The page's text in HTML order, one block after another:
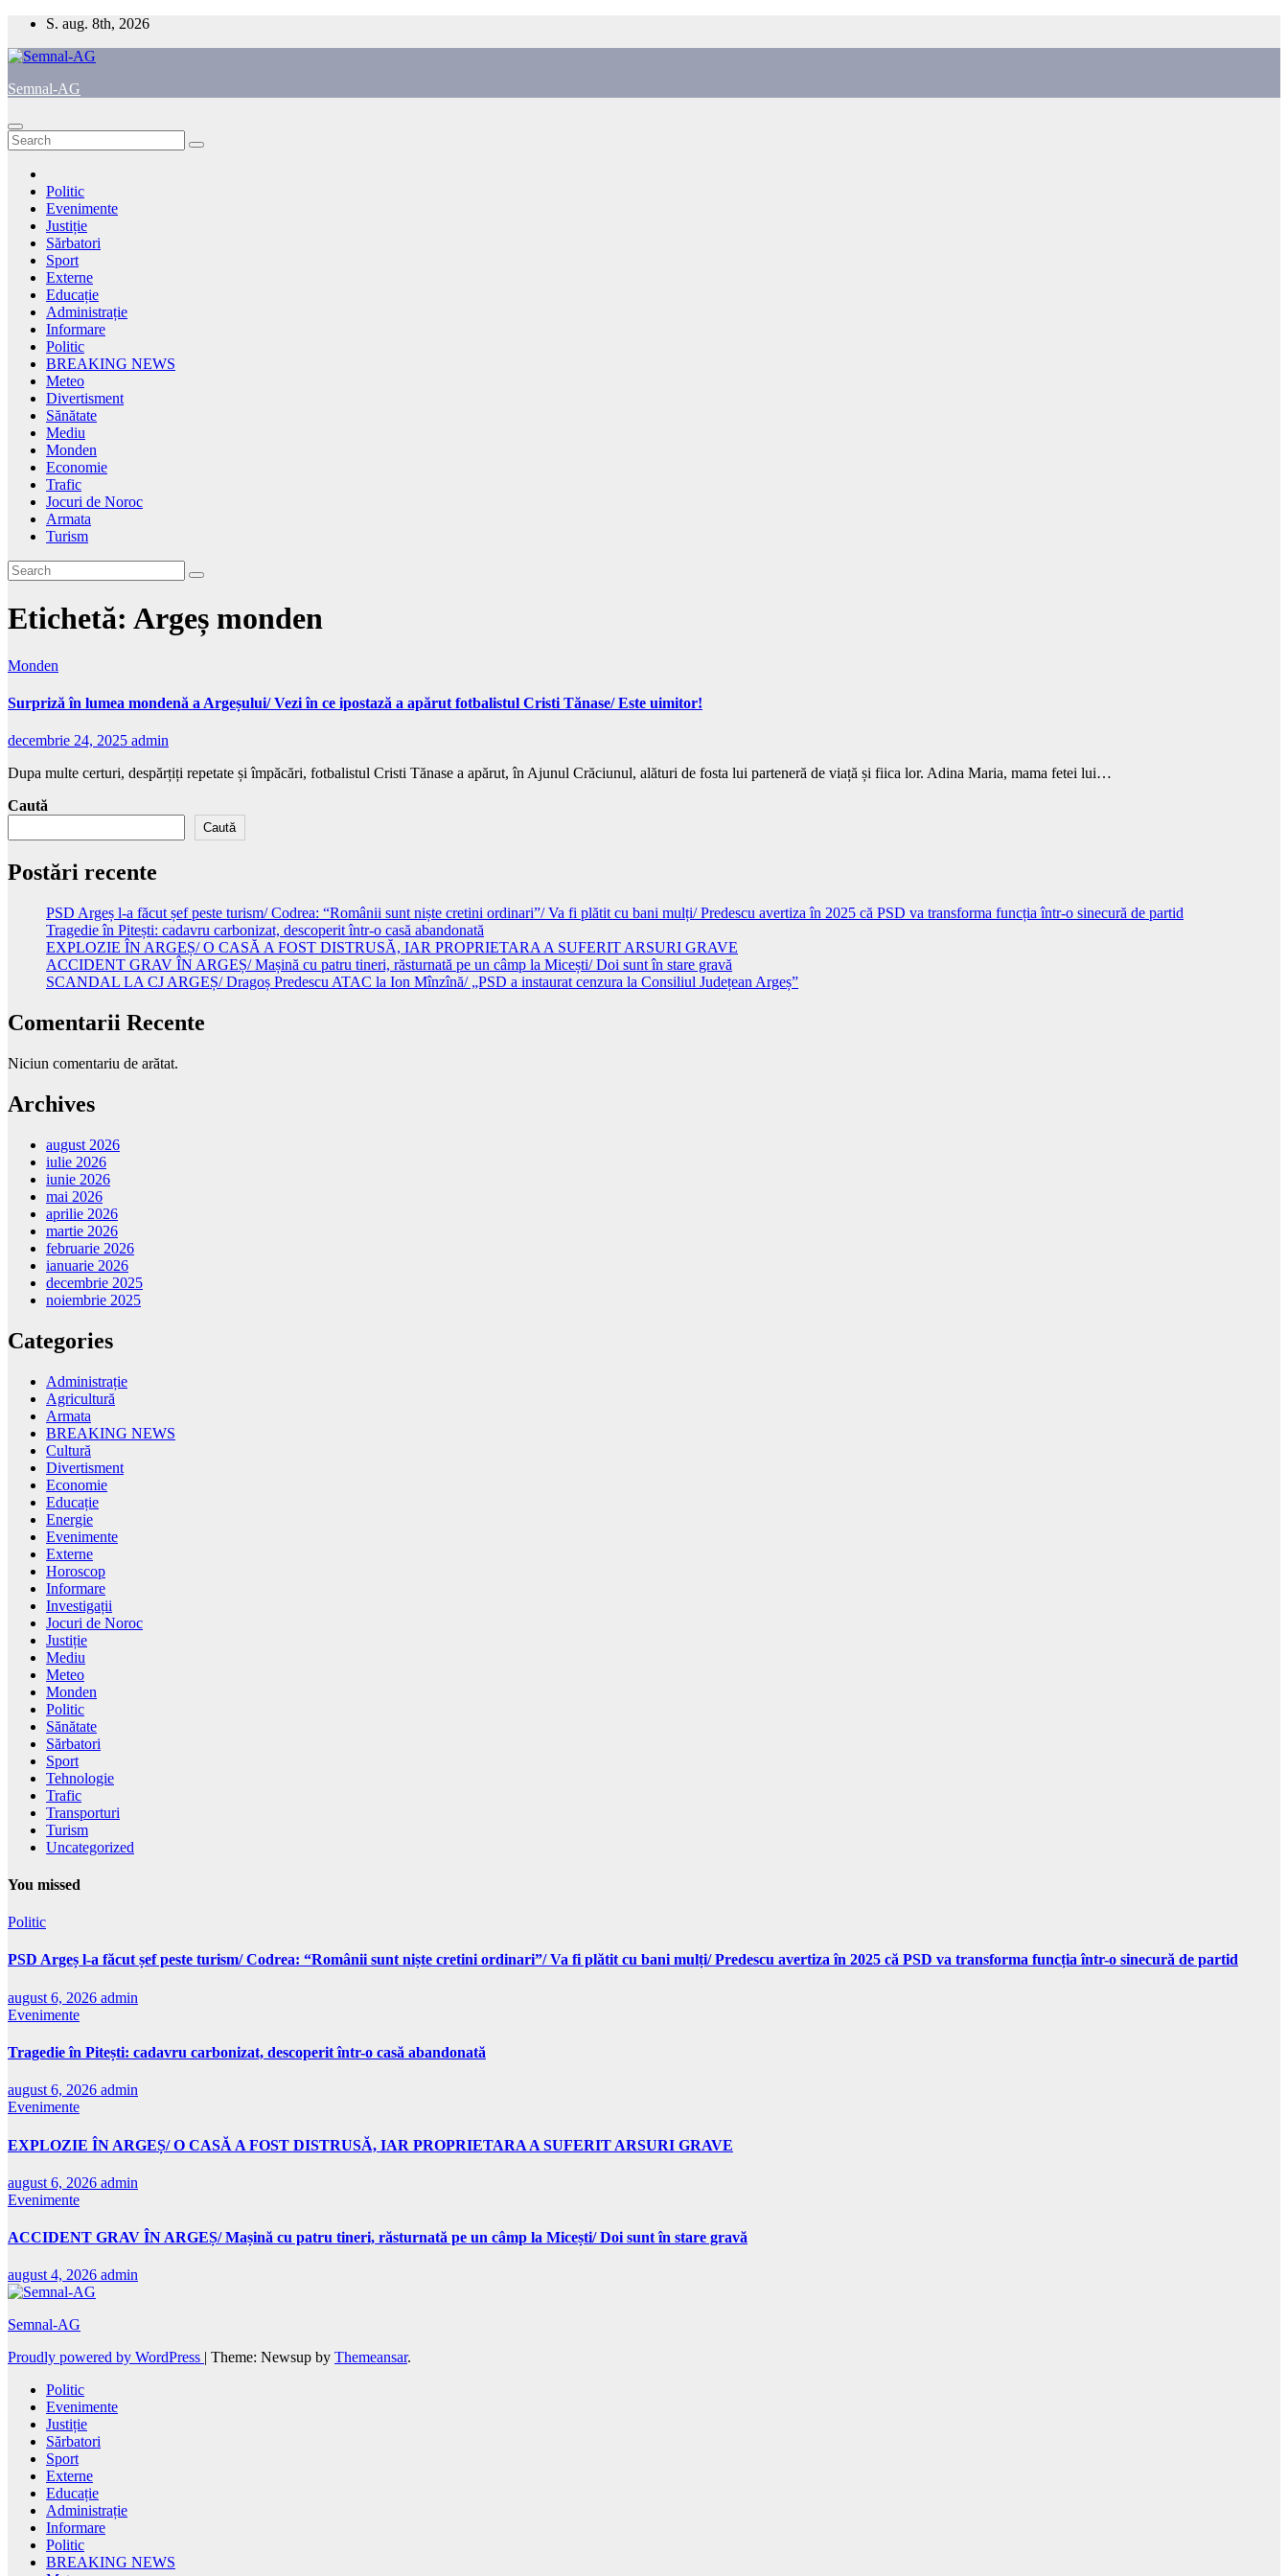
Skip
content
S. aug. 8th, 2026
Semnal-AG
Politic
Evenimente
Justiție
Sărbatori
Sport
Externe
Educație
Administrație
Informare
Politic
BREAKING NEWS
Meteo
Divertisment
Sănătate
Mediu
Monden
Economie
Trafic
Jocuri de Noroc
Armata
Turism
Etichetă: Argeș monden
Monden
Surpriză în lumea mondenă a Argeșului/ Vezi în ce ipostază a apărut fotbalistul Cristi Tănase/ Este uimitor!
decembrie 24, 2025 admin
Dupa multe certuri, despărțiți repetate și împăcări, fotbalistul Cristi Tănase a apărut, în Ajunul Crăciunul, alături de fosta lui parteneră de viață și fiica lor. Adina Maria, mama fetei lui…
Caută
Caută
Postări recente
PSD Argeș l-a făcut șef peste turism/ Codrea: “Românii sunt niște cretini ordinari”/ Va fi plătit cu bani mulți/ Predescu avertiza în 2025 că PSD va transforma funcția într-o sinecură de partid
Tragedie în Pitești: cadavru carbonizat, descoperit într-o casă abandonată
EXPLOZIE ÎN ARGEȘ/ O CASĂ A FOST DISTRUSĂ, IAR PROPRIETARA A SUFERIT ARSURI GRAVE
ACCIDENT GRAV ÎN ARGEȘ/ Mașină cu patru tineri, răsturnată pe un câmp la Micești/ Doi sunt în stare gravă
SCANDAL LA CJ ARGEȘ/ Dragoș Predescu ATAC la Ion Mînzînă/ „PSD a instaurat cenzura la Consiliul Județean Argeș”
Comentarii Recente
Niciun comentariu de arătat.
Archives
august 2026
iulie 2026
iunie 2026
mai 2026
aprilie 2026
martie 2026
februarie 2026
ianuarie 2026
decembrie 2025
noiembrie 2025
Categories
Administrație
Agricultură
Armata
BREAKING NEWS
Cultură
Divertisment
Economie
Educație
Energie
Evenimente
Externe
Horoscop
Informare
Investigații
Jocuri de Noroc
Justiție
Mediu
Meteo
Monden
Politic
Sănătate
Sărbatori
Sport
Tehnologie
Trafic
Transporturi
Turism
Uncategorized
You missed
Politic
PSD Argeș l-a făcut șef peste turism/ Codrea: “Românii sunt niște cretini ordinari”/ Va fi plătit cu bani mulți/ Predescu avertiza în 2025 că PSD va transforma funcția într-o sinecură de partid
august 6, 2026 admin
Evenimente
Tragedie în Pitești: cadavru carbonizat, descoperit într-o casă abandonată
august 6, 2026 admin
Evenimente
EXPLOZIE ÎN ARGEȘ/ O CASĂ A FOST DISTRUSĂ, IAR PROPRIETARA A SUFERIT ARSURI GRAVE
august 6, 2026 admin
Evenimente
ACCIDENT GRAV ÎN ARGEȘ/ Mașină cu patru tineri, răsturnată pe un câmp la Micești/ Doi sunt în stare gravă
august 4, 2026 admin
Semnal-AG
Proudly powered by WordPress | Theme: Newsup by Themeansar.
Politic
Evenimente
Justiție
Sărbatori
Sport
Externe
Educație
Administrație
Informare
Politic
BREAKING NEWS